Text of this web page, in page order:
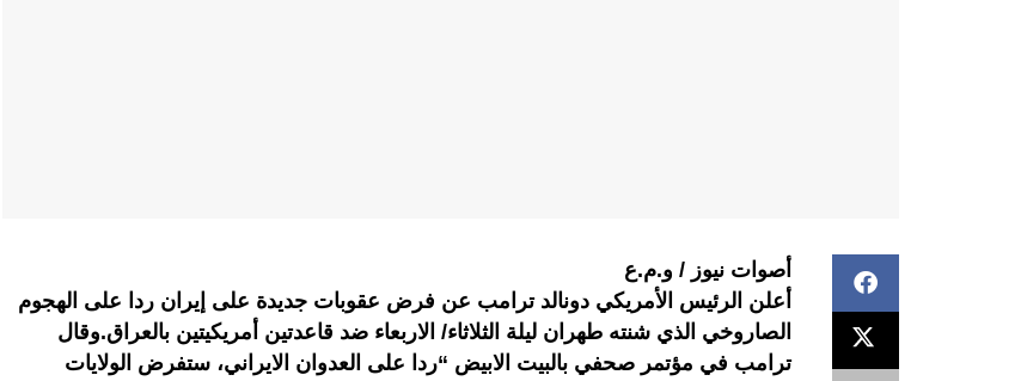
أصوات نيوز / و.م.ع
أعلن الرئيس الأمريكي دونالد ترامب عن فرض عقوبات جديدة على إيران ردا على الهجوم
الصاروخي الذي شنته طهران ليلة الثلاثاء/ الاربعاء ضد قاعدتين أمريكيتين بالعراق.وقال
ترامب في مؤتمر صحفي بالبيت الابيض “ردا على العدوان الايراني، ستفرض الولايات